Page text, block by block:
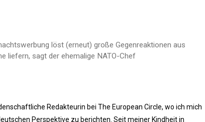
löst (erneut) große Gegenreaktionen aus
liefern, sagt der ehemalige NATO-Chef
Redakteurin bei The European Circle, wo ich mich
Perspektive zu berichten. Seit meiner Kindheit in